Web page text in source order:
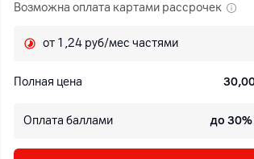
Возможна оплата картами рассрочек
от 1,24 руб/мес частями
Полная цена
Оплата баллами до 30%